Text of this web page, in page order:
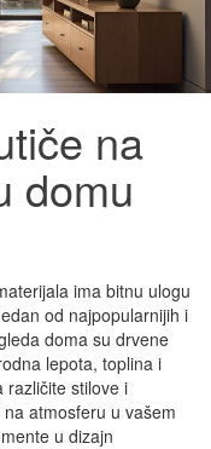
na
domu
ima bitnu ulogu
od najpopularnijih i
doma su drvene
lepota, toplina i
različite stilove i
atmosferu u vašem
u dizajn